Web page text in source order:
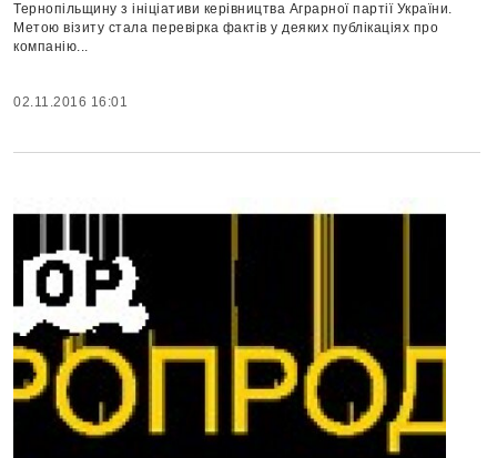
Тернопільщину з ініціативи керівництва Аграрної партії України.
Метою візиту стала перевірка фактів у деяких публікаціях про
компанію...
02.11.2016 16:01